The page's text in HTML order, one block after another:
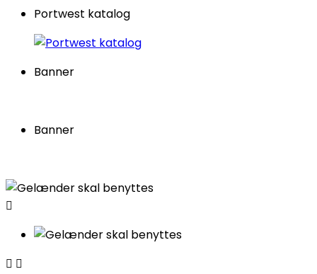
Portwest katalog
Banner
Banner

 